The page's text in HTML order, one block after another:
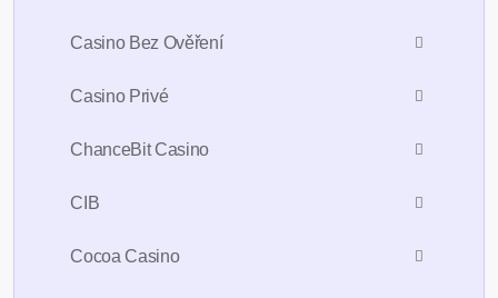
Casino Bez Ověření
Casino Privé
ChanceBit Casino
CIB
Cocoa Casino